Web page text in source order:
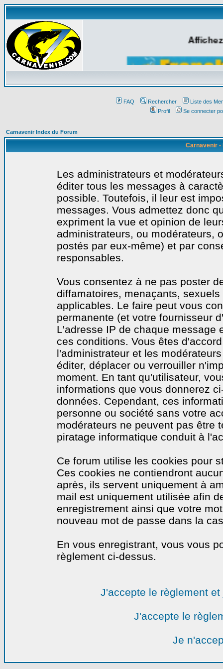
FAQ Rechercher
Liste des
Profil
Se connecter
Carnavenir Index du Forum
Carnavenir -
Les administrateurs et
éditer tous les messages à
possible. Toutefois, il leur est
messages. Vous admettez donc
expriment la vue et opinion de
administrateurs, ou modérateurs,
postés par eux-même) et par
responsables.
Vous consentez à ne pas poster
diffamatoires, menaçants,
applicables. Le faire peut vous
permanente (et votre fournisseur
L'adresse IP de chaque message
ces conditions. Vous êtes
l'administrateur et les
éditer, déplacer ou verrouiller
moment. En tant qu'utilisateur,
informations que vous donnerez
données. Cependant, ces
personne ou société sans votre
modérateurs ne peuvent pas être
piratage informatique conduit à
Ce forum utilise les cookies pour
Ces cookies ne contiendront
après, ils servent uniquement à
mail est uniquement utilisée afin
enregistrement ainsi que votre
nouveau mot de passe dans la
En vous enregistrant, vous vous
règlement ci-dessus.
J'accepte le règlement
J'accepte le
Je